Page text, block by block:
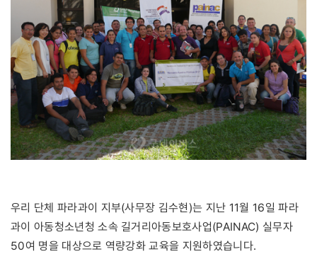
우리 단체 파라과이 지부(사무장 김수현)는 지난 11월 16일 파라
과이 아동청소년청 소속 길거리아동보호사업(PAINAC) 실무자
50여 명을 대상으로 역량강화 교육을 지원하였습니다.